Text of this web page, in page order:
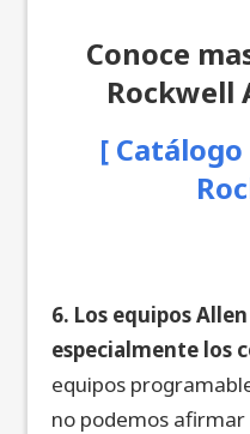
Conoce
Rockwell
[
6. Los equipos
especialmente los
equipos
no podemos